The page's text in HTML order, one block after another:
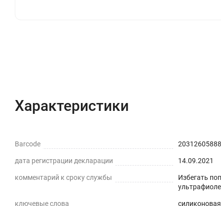
текстильной скатерти на кухне ,для защиты от
Влагоотталкивающая поверхность - не
Прозрачность – подчеркнет дизайн вашей кухни
Термостойкость - выдерживает температуру до
Характеристики
Barcode
дата регистрации декларации 14.09.2021
комментарий к сроку службы
Избегать
ключевые слова
силиконовая